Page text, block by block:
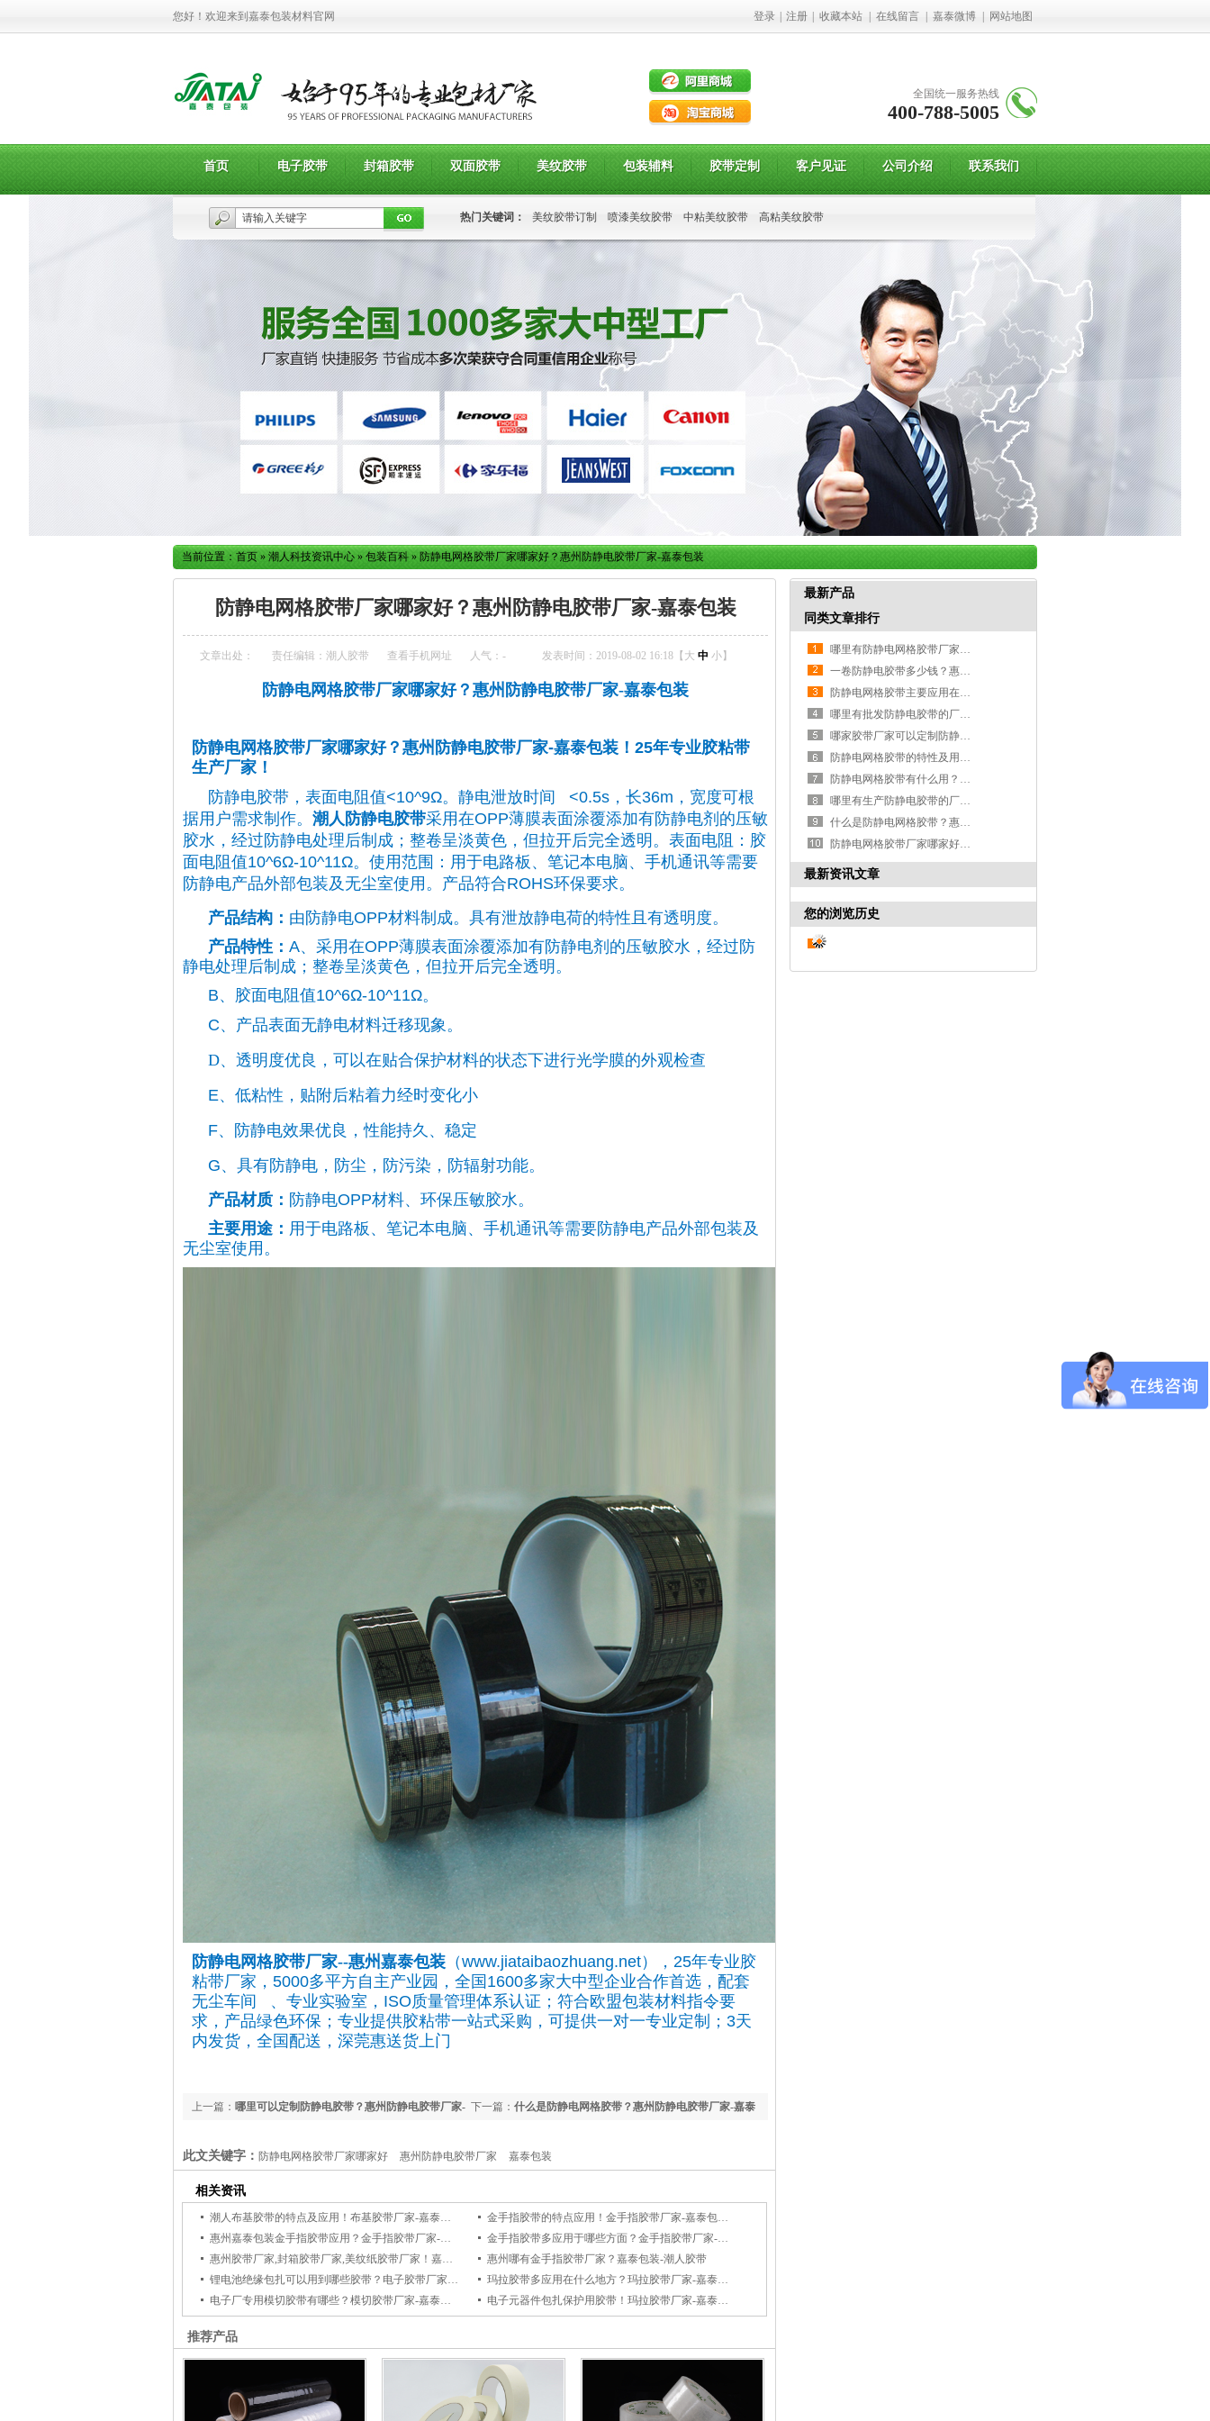
您好！欢迎来到嘉泰包装材料官网 登录 注册 收藏本站 在线留言 嘉泰微博 网站地图
全国统一服务热线
400-788-5005
首页 电子胶带 封箱胶带 双面胶带 美纹胶带 包装辅料 胶带定制 客户见证 公司介绍 联系我们
热门关键词： 美纹胶带订制 喷漆美纹胶带 中粘美纹胶带 高粘美纹胶带
当前位置： 首页 » 潮人科技资讯中心 » 包装百科 » 防静电网格胶带厂家哪家好？惠州防静电胶带厂家-嘉泰包装
防静电网格胶带厂家哪家好？惠州防静电胶带厂家-嘉泰包装
文章出处： 责任编辑：潮人胶带 查看手机网址 人气： - 发表时间：2019-08-02 16:18【 大 中 小】
防静电网格胶带厂家哪家好？惠州防静电胶带厂家-嘉泰包装
防静电网格胶带厂家哪家好？ 惠州防静电胶带厂家-嘉泰包装！25年专业胶粘带
生产厂家！
防静电胶带，表面电阻值<10^9Ω。静电泄放时间 <0.5s，长36m，宽度可根
据用户需求制作。 潮人 防静电胶带采用在OPP薄膜表面涂覆添加有防静电剂的压敏
胶水，经过防静电处理后制成；整卷呈淡黄色，但拉开后完全透明。表面电阻：胶
面电阻值10^6Ω-10^11Ω。使用范围：用于电路板、笔记本电脑、手机通讯等需要
防静电产品外部包装及无尘室使用。产品符合ROHS环保要求。
产品结构： 由防静电OPP材料制成。具有泄放静电荷的特性且有透明度。
产品特性： A、采用在OPP薄膜表面涂覆添加有防静电剂的压敏胶水，经过防
静电处理后制成；整卷呈淡黄色，但拉开后完全透明。
B、胶面电阻值10^6Ω-10^11Ω。
C、产品表面无静电材料迁移现象。
D、 透明度优良，可以在贴合保护材料的状态下进行光学膜的外观检查
E、低粘性，贴附后粘着力经时变化小
F、防静电效果优良，性能持久、稳定
G、具有防静电，防尘，防污染，防辐射功能。
产品材质： 防静电OPP材料、环保压敏胶水。
主要用途： 用于电路板、笔记本电脑、手机通讯等需要防静电产品外部包装及
无尘室使用。
防静电网格胶带厂家--惠州嘉泰包装 （www.jiataibaozhuang.net），25年专业胶
粘带厂家，5000多平方自主产业园，全国1600多家大中型企业合作首选，配套
无尘车间 、专业实验室，ISO质量管理体系认证；符合欧盟包装材料指令要
求，产品绿色环保；专业提供胶粘带一站式采购，可提供一对一专业定制；3天
内发货，全国配送，深莞惠送货上门
下一篇： 什么是防静电网格胶带？惠州防静电胶带厂家-嘉泰
上一篇： 哪里可以定制防静电胶带？惠州防静电胶带厂家-
此文关键字： 防静电网格胶带厂家哪家好 惠州防静电胶带厂家 嘉泰包装
相关资讯
潮人布基胶带的特点及应用！布基胶带厂家-嘉泰包装/潮人胶带
金手指胶带的特点应用！金手指胶带厂家-嘉泰包装/潮人胶带
惠州嘉泰包装金手指胶带应用？金手指胶带厂家-潮人胶带
金手指胶带多应用于哪些方面？金手指胶带厂家-惠州嘉泰包装/潮人胶带
惠州胶带厂家,封箱胶带厂家,美纹纸胶带厂家！嘉泰包装-潮人胶带
惠州哪有金手指胶带厂家？嘉泰包装-潮人胶带
锂电池绝缘包扎可以用到哪些胶带？电子胶带厂家-嘉泰包装/潮人胶带
玛拉胶带多应用在什么地方？玛拉胶带厂家-嘉泰包装/潮人胶带
电子厂专用模切胶带有哪些？模切胶带厂家-嘉泰包装/潮人胶带
电子元器件包扎保护用胶带！玛拉胶带厂家-嘉泰包装/潮人胶带
推荐产品
最新产品
同类文章排行
哪里有防静电网格胶带厂家？惠州防静电网格胶带厂家-嘉泰包装
一卷防静电胶带多少钱？惠州防静电胶带厂家-嘉泰包装！
防静电网格胶带主要应用在哪些方面？惠州防静电胶带厂家-嘉泰包装！
哪里有批发防静电胶带的厂家？惠州防静电胶带厂家-嘉泰包装！
哪家胶带厂家可以定制防静电胶带？惠州防静电胶带厂家-嘉泰包装
防静电网格胶带的特性及用途！惠州防静电胶带厂家-嘉泰包装！
防静电网格胶带有什么用？惠州防静电胶带厂家-嘉泰包装！
哪里有生产防静电胶带的厂家？惠州防静电胶带厂家-嘉泰包装
什么是防静电网格胶带？惠州防静电胶带厂家-嘉泰包装！
防静电网格胶带厂家哪家好？惠州防静电胶带厂家-嘉泰包装
最新资讯文章
您的浏览历史